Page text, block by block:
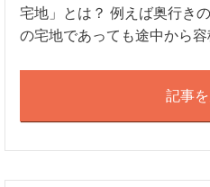
宅地」とは？ 例えば奥行き
の宅地であっても途中から
記事